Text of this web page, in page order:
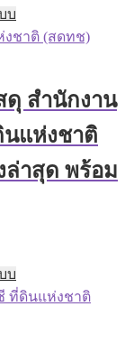
บ
product
has
The
options
be
on
ดุ สำนักงาน
แห่งชาติ
ล่าสุด พร้อม
บ
product
has